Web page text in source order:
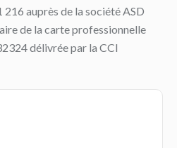
216 auprès de la société ASD
de la carte professionnelle
délivrée par la CCI